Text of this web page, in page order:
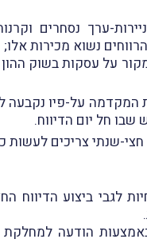
ערך נסחרים
נשוא מכירות אלו;
על עסקות בשוק
חל יום הדיווח.
שנתי צריכים לעשות
הודעה